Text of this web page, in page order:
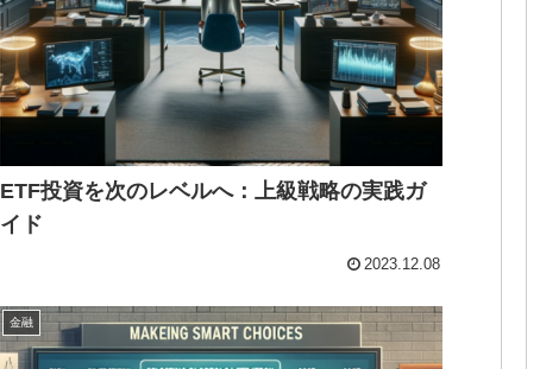
ETF投資を次のレベルへ：上級戦略の実践ガ
イド
2023.12.08
金融